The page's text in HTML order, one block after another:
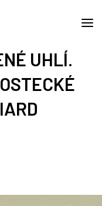
UHLÍ.